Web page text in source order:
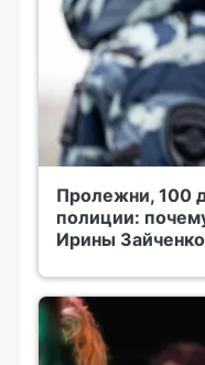
Пролежни, 100
полиции:
Ирины Зайченко